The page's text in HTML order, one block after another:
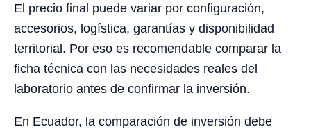
El precio final puede variar por configuración,
accesorios, logística, garantías y disponibilidad
territorial. Por eso es recomendable comparar la
ficha técnica con las necesidades reales del
laboratorio antes de confirmar la inversión.
En Ecuador, la comparación de inversión debe